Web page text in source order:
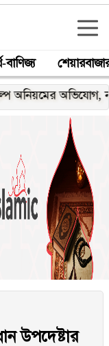
বাণিজ্য
অভিযোগ, নদীরকূলে
উপদেষ্টার